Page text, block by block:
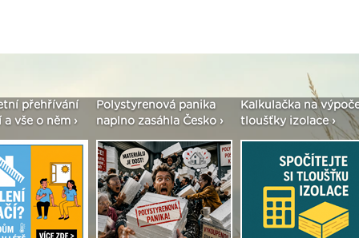
přehřívání
vše o něm ›
Polystyrenová panika
naplno zasáhla Česko ›
Kalkulačka na
tloušťky izolace ›